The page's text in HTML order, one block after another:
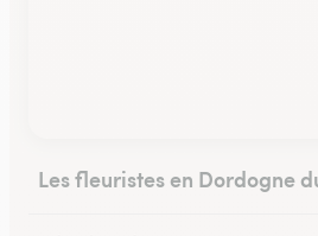
Les fleuristes en Dordogne